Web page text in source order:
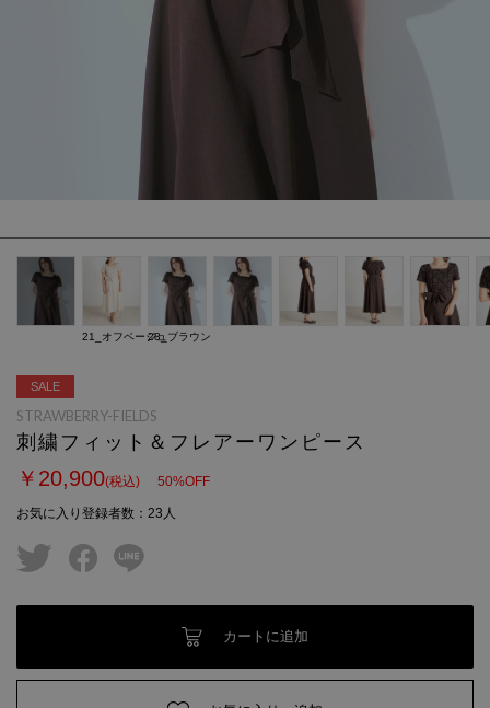
21_オフベージュ28_ブラウン
SALE
STRAWBERRY-FIELDS
刺繍フィット＆フレアーワンピース
￥20,900(税込) 50%OFF
お気に入り登録者数 ： 23 人
twitter facebook
カートに追加